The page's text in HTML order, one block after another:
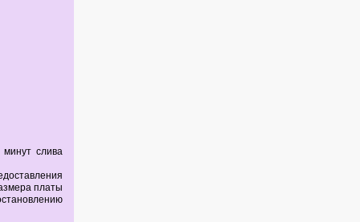
слива
платы